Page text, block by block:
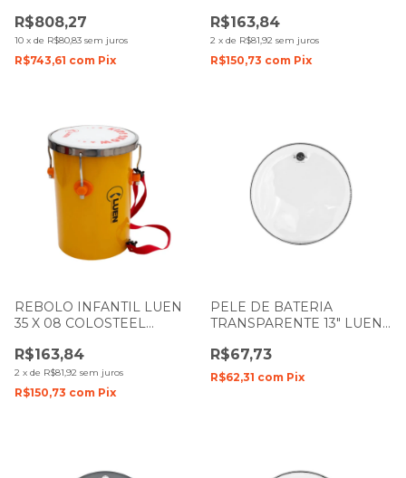
R$808,27
10 x de R$80,83 sem juros
R$743,61 com Pix
VERMELHA
R$163,84
2 x de R$81,92 sem juros
R$150,73 com Pix
REBOLO INFANTIL LUEN
35 X 08 COLOSTEEL
91016AM
R$163,84
2 x de R$81,92 sem juros
R$150,73 com Pix
PELE DE BATERIA
TRANSPARENTE 13" LUEN
DUPLO
R$67,73
R$62,31 com Pix